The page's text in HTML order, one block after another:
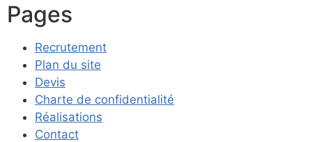
Pages
Recrutement
Plan du site
Devis
Charte de confidentialité
Réalisations
Contact